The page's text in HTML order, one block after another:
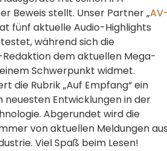
Beweis stellt. Unser Partner „AV-
fünf aktuelle Audio-Highlights
während sich die
dem aktuellen Mega-
Schwerpunkt widmet.
die Rubrik „Auf Empfang“ ein
neuesten Entwicklungen in der
Abgerundet wird die
von aktuellen Meldungen aus
Viel Spaß beim Lesen!